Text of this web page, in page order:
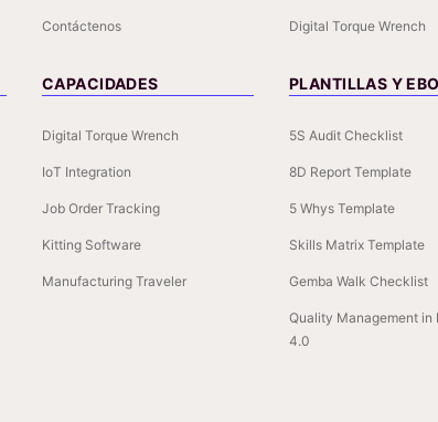
Contáctenos Digital Torque Wrench
CAPACIDADES
Digital Torque Wrench
IoT Integration
Job Order Tracking
Kitting Software
Manufacturing Traveler
PLANTILLAS Y
5S Audit Checklist
8D Report Template
5 Whys Template
Skills Matrix Template
Gemba Walk Checklist
Quality Management in
4.0